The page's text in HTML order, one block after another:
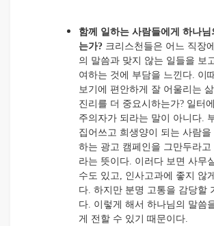
함께 일하는 사람들에게 하나
는가? 크리스천들은 어느 직장
의 말씀과 맞지 않는 일들을 보
여하는 것에 부담을 느낀다. 이
보기에 편안하게 잘 어울리는
진리를 더 중요시하는가? 일터
주의자가 되라는 말이 아니다.
집어쓰고 희생양이 되는 사람
하는 광고 캠페인을 그만두라고
라는 뜻이다. 이러다 보면 사무
수도 있고, 인사고과에 좋지 않
다. 하지만 분명 고통을 감당할
다. 이렇게 해서 하나님의 말씀
게 전할 수 있기 때문이다.